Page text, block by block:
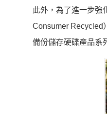
此外，為了進一步強
Consumer Recycled
備份儲存硬碟產品系